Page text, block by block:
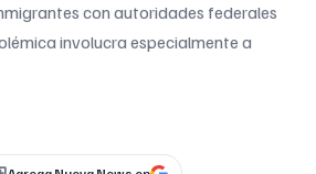
con autoridades federales
involucra especialmente a